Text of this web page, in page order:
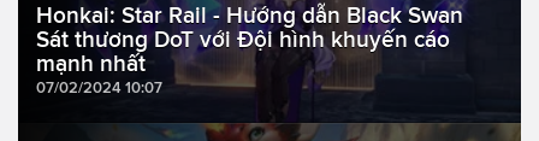
Honkai: Star Rail - Hướng dẫn Black Swan
Sát thương DoT với Đội hình khuyến cáo
mạnh nhất
07/02/2024 10:07